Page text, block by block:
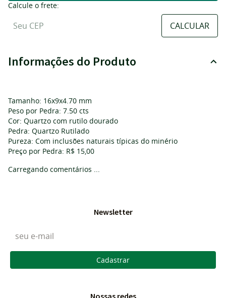
Calcule o frete:
Informações do Produto
Tamanho: 16x9x4.70 mm
Peso por Pedra: 7.50 cts
Cor: Quartzo com rutilo dourado
Pedra: Quartzo Rutilado
Pureza: Com inclusões naturais típicas do minério
Preço por Pedra: R$ 15,00
Carregando comentários ...
Newsletter
Cadastrar
Nossas redes